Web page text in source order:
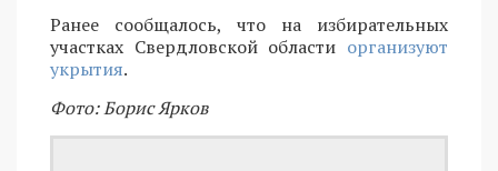
Ранее сообщалось, что на избирательных
участках Свердловской области организуют
укрытия.
Фото: Борис Ярков